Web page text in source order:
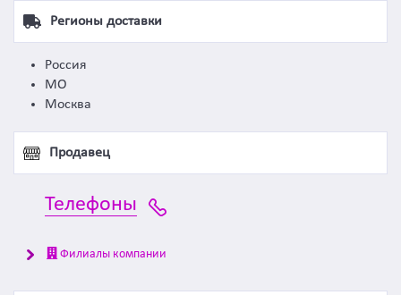
Регионы доставки
Россия
МО
Москва
Продавец
Телефоны
Филиалы компании